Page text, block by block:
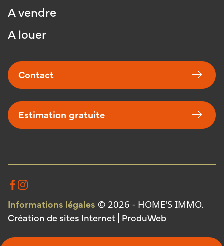
A vendre
A louer
Contact
Estimation gratuite
Informations légales © 2026 - HOME'S IMMO.
Création de sites Internet | ProduWeb